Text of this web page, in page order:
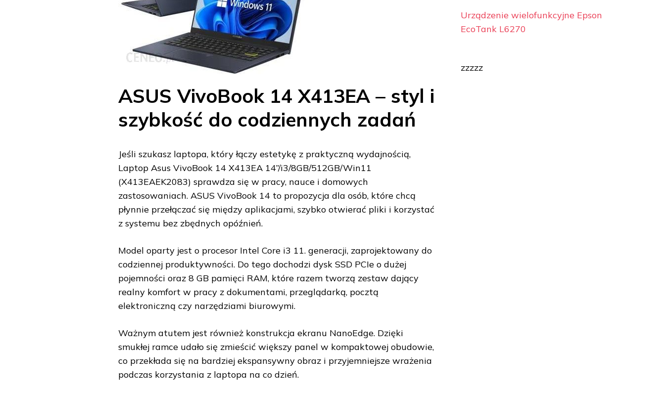
ASUS VivoBook 14 X413EA – styl i
szybkość do codziennych zadań
Jeśli szukasz laptopa, który łączy estetykę z praktyczną wydajnością,
Laptop Asus VivoBook 14 X413EA 14”/i3/8GB/512GB/Win11
(X413EAEK2083) sprawdza się w pracy, nauce i domowych
zastosowaniach. ASUS VivoBook 14 to propozycja dla osób, które chcą
płynnie przełączać się między aplikacjami, szybko otwierać pliki i korzystać
z systemu bez zbędnych opóźnień.
Model oparty jest o procesor Intel Core i3 11. generacji, zaprojektowany do
codziennej produktywności. Do tego dochodzi dysk SSD PCIe o dużej
pojemności oraz 8 GB pamięci RAM, które razem tworzą zestaw dający
realny komfort w pracy z dokumentami, przeglądarką, pocztą
elektroniczną czy narzędziami biurowymi.
Ważnym atutem jest również konstrukcja ekranu NanoEdge. Dzięki
smukłej ramce udało się zmieścić większy panel w kompaktowej obudowie,
co przekłada się na bardziej ekspansywny obraz i przyjemniejsze wrażenia
podczas korzystania z laptopa na co dzień.
Urządzenie wielofunkcyjne Epson
EcoTank L6270
zzzzz